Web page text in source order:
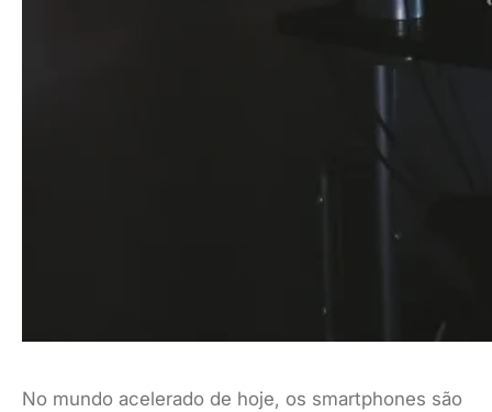
No mundo acelerado de hoje, os smartphones são